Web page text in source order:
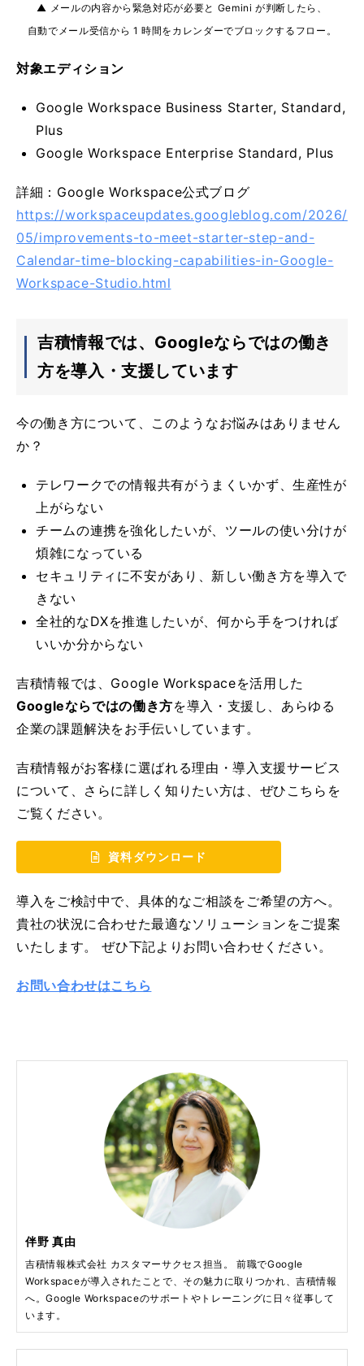
▲ メールの内容から緊急対応が必要と Gemini が判断したら、
自動でメール受信から 1 時間をカレンダーでブロックするフロー。
対象エディション
Google Workspace Business Starter, Standard,
Plus
Google Workspace Enterprise Standard, Plus
詳細：Google Workspace公式ブログ
https://workspaceupdates.googleblog.com/2026/
05/improvements-to-meet-starter-step-and-
Calendar-time-blocking-capabilities-in-Google-
Workspace-Studio.html
吉積情報では、Googleならではの働き
方を導入・支援しています
今の働き方について、このようなお悩みはありません
か？
テレワークでの情報共有がうまくいかず、生産性が
上がらない
チームの連携を強化したいが、ツールの使い分けが
煩雑になっている
セキュリティに不安があり、新しい働き方を導入で
きない
全社的なDXを推進したいが、何から手をつければ
いいか分からない
吉積情報では、Google Workspaceを活用した
Googleならではの働き方を導入・支援し、あらゆる
企業の課題解決をお手伝いしています。
吉積情報がお客様に選ばれる理由・導入支援サービス
について、さらに詳しく知りたい方は、ぜひこちらを
ご覧ください。
資料ダウンロード
導入をご検討中で、具体的なご相談をご希望の方へ。
貴社の状況に合わせた最適なソリューションをご提案
いたします。 ぜひ下記よりお問い合わせください。
お問い合わせはこちら
伴野 真由
吉積情報株式会社 カスタマーサクセス担当。 前職でGoogle
Workspaceが導入されたことで、その魅力に取りつかれ、吉積情報
へ。Google Workspaceのサポートやトレーニングに日々従事して
います。